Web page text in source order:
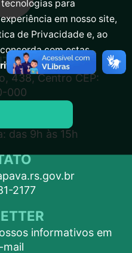
438, Centro CEP:
000
das 9h às 15h
2177
informativos em
mail
para
em nosso site,
de Privacidade e, ao
com estas